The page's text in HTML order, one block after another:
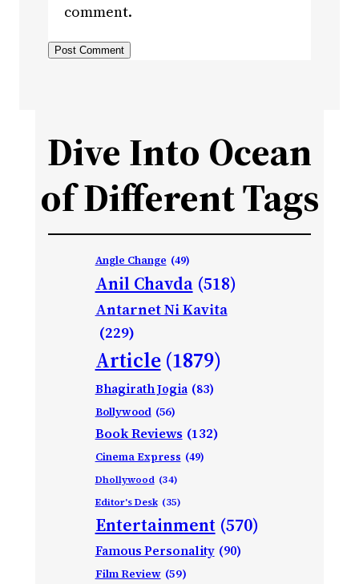
comment.
Dive Into Ocean
of Different Tags
Angle Change (49)
Anil Chavda (518)
Antarnet Ni Kavita
(229)
Article (1879)
Bhagirath Jogia (83)
Bollywood (56)
Book Reviews (132)
Cinema Express (49)
Dhollywood (34)
Editor's Desk (35)
Entertainment (570)
Famous Personality (90)
Film Review (59)